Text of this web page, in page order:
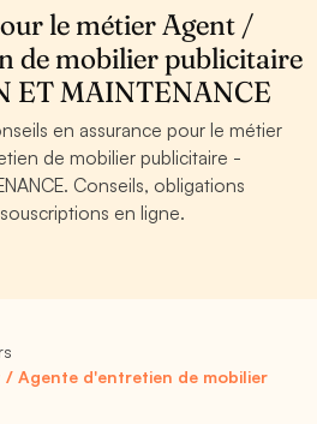
le métier Agent /
de mobilier publicitaire
ET MAINTENANCE
en assurance pour le métier
de mobilier publicitaire -
Conseils, obligations
en ligne.
Agente d'entretien de mobilier